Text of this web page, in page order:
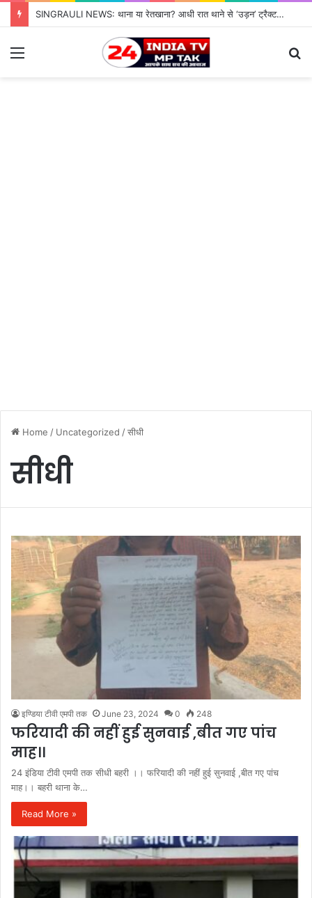
SINGRAULI NEWS: थाना या रेतखाना? आधी रात थाने से ‘उड़न’ ट्रैक्टर, जियावन पुलिस के पहरे में माफिया पास रेत माफिया के आगे नतमस्तक सिस्टम, सुशासन की पोल खोलती जियावन थाने की सनसनीखेज कहानी
Menu
Home / Uncategorized /सीधी
सीधी
इण्डिया टीवी एमपी तक June 23, 2024 0 248
फरियादी की नहीं हुई सुनवाई ,बीत गए पांच
माह।।
24 इंडिया टीवी एमपी तक सीधी बहरी ।। फरियादी की नहीं हुई सुनवाई ,बीत गए पांच
माह।। बहरी थाना के…
Read More »